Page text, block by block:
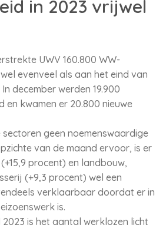
in 2023 vrijwel
UWV 160.800 WW-
evenveel als aan het eind van
december werden 19.900
en kwamen er 20.800 nieuwe
sectoren geen noemenswaardige
van de maand ervoor, is er
procent) en landbouw,
(+9,3 procent) wel een
verklaarbaar doordat er in
is.
is het aantal werklozen licht